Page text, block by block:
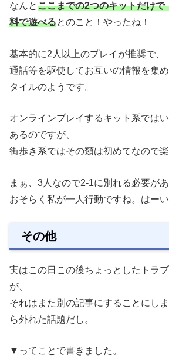
なんとここまでの2つのキットだけで
料で遊べるとのこと！やったね！
基本的に2人以上のプレイが推奨で、
通話等を駆使してお互いの情報を集
タイルのようです。
オンラインプレイするキット系では
あるのですが、
街歩き系ではその類は初めてなので
まぁ、3人なので2-1に別れる必要があ
おそらく私が一人行動ですね。はーい
その他
実はこの日この後ちょっとしたトラ
が、
それはまた別の記事にすることにし
ら外れた話題だし。
▼ってことで書きました。